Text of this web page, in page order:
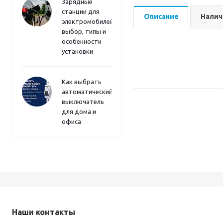
Зарядные
станции для
электромобилей:
выбор, типы и
особенности
установки
Как выбрать
автоматический
выключатель
для дома и
офиса
Описание
Наши контакты